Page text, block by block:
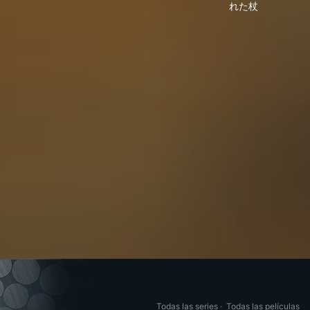
れた杖
Todas las series · Todas las películas